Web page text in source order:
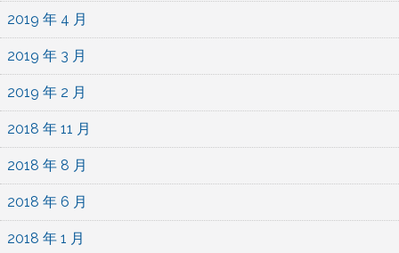
2019 年 4 月
2019 年 3 月
2019 年 2 月
2018 年 11 月
2018 年 8 月
2018 年 6 月
2018 年 1 月